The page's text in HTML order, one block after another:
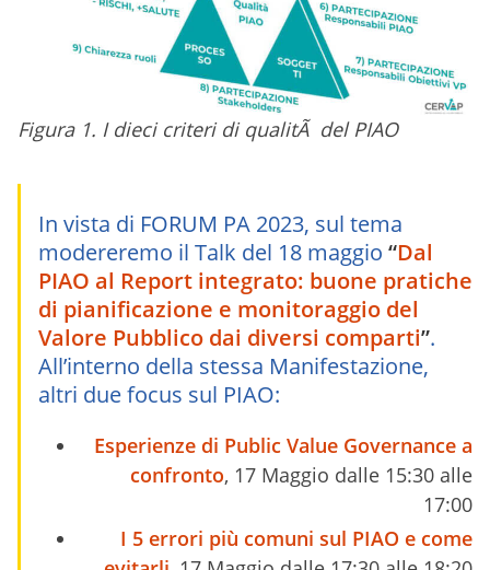
Figura 1. I dieci criteri di qualitÃ del PIAO
In vista di FORUM PA 2023, sul tema
modereremo il Talk del 18 maggio “Dal
PIAO al Report integrato: buone pratiche
di pianificazione e monitoraggio del
Valore Pubblico dai diversi comparti”.
All’interno della stessa Manifestazione,
altri due focus sul PIAO:
Esperienze di Public Value Governance a
confronto, 17 Maggio dalle 15:30 alle
17:00
I 5 errori più comuni sul PIAO e come